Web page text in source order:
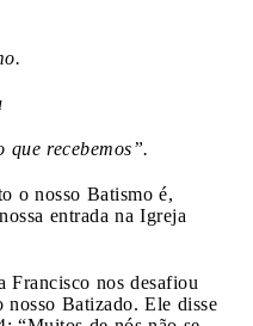
recebemos”.
o nosso Batismo é,
entrada na Igreja
Francisco nos desafiou
nosso Batizado. Ele disse